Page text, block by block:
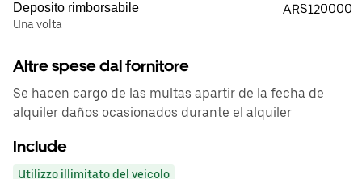
Deposito rimborsabile
Una volta
ARS120000
Altre spese dal fornitore
Se hacen cargo de las multas apartir de la fecha de
alquiler daños ocasionados durante el alquiler
Include
Utilizzo illimitato del veicolo